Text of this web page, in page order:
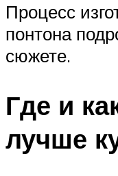
Процесс
понтона
сюжете.
Где и
лучше